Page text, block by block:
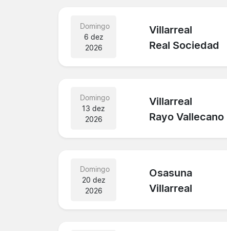
Domingo
6 dez
2026
Villarreal
Real Sociedad
Domingo
13 dez
2026
Villarreal
Rayo Vallecano
Domingo
20 dez
2026
Osasuna
Villarreal